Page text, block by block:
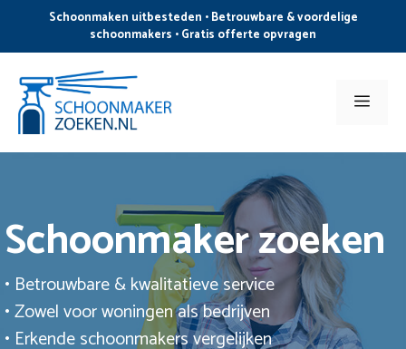
de
inhoud
Schoonmaken uitbesteden • Betrouwbare & voordelige
schoonmakers • Gratis offerte opvragen
Menu
Schoonmaker zoeken
• Betrouwbare & kwalitatieve service
• Zowel voor woningen als bedrijven
• Erkende schoonmakers vergelijken